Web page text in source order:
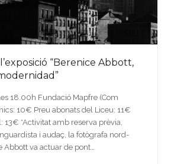
“Berenice Abbott,
18.00h Fundació Mapfre (Com
10€ Preu abonats del Liceu: 11€
13€ *Activitat amb reserva prèvia,
i audaç, la fotògrafa nord-
va actuar de pont…